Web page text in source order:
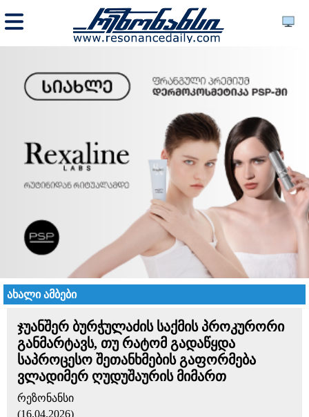
ახალი ამბები
ჯუანშერ ბურჭულაძის საქმის პროკურორი
განმარტავს, თუ რატომ გადაწყდა
საპროცესო შეთანხმების გაფორმება
ვლადიმერ ღუდუშაურის მიმართ
რეზონანსი
(16.04.2026)